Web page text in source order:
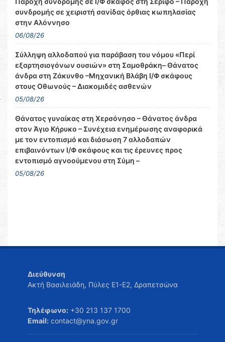
συνδρομής σε χειριστή σανίδας όρθιας κωπηλασίας
στην Αλόννησο
06/08/26
Σύλληψη αλλοδαπού για παράβαση του νόμου «Περί
εξαρτησιογόνων ουσιών» στη Σαμοθράκη– Θάνατος
άνδρα στη Ζάκυνθο –Μηχανική Βλάβη Ι/Φ σκάφους
στους Οθωνούς – Διακομιδές ασθενών
05/08/26
Θάνατος γυναίκας στη Χερσόνησο – Θάνατος άνδρα
στον Άγιο Κήρυκο – Συνέχεια ενημέρωσης αναφορικά
με τον εντοπισμό και διάσωση 7 αλλοδαπών
επιβαινόντων Ι/Φ σκάφους και τις έρευνες προς
εντοπισμό αγνοούμενου στη Σύμη –
05/08/26
Διεύθυνση
Ακτή Βασιλειάδη, Πύλες Ε1-Ε2, Δραπετσώνα
Τηλέφωνο: +30 213 137 1700
Email: contact@yna.gov.gr